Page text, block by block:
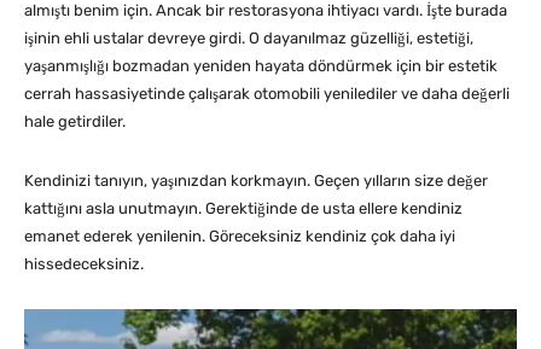
almıştı benim için. Ancak bir restorasyona ihtiyacı vardı. İşte burada
işinin ehli ustalar devreye girdi. O dayanılmaz güzelliği, estetiği,
yaşanmışlığı bozmadan yeniden hayata döndürmek için bir estetik
cerrah hassasiyetinde çalışarak otomobili yenilediler ve daha değerli
hale getirdiler.
Kendinizi tanıyın, yaşınızdan korkmayın. Geçen yılların size değer
kattığını asla unutmayın. Gerektiğinde de usta ellere kendiniz
emanet ederek yenilenin. Göreceksiniz kendiniz çok daha iyi
hissedeceksiniz.